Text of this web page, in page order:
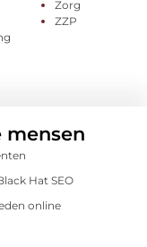
Zorg
ZZP
mensen
Hat SEO
online